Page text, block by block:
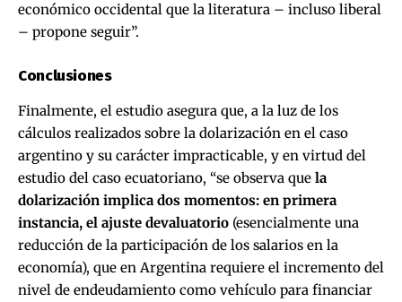
económico occidental que la literatura – incluso liberal
– propone seguir”.
Conclusiones
Finalmente, el estudio asegura que, a la luz de los
cálculos realizados sobre la dolarización en el caso
argentino y su carácter impracticable, y en virtud del
estudio del caso ecuatoriano, “se observa que la
dolarización implica dos momentos: en primera
instancia, el ajuste devaluatorio (esencialmente una
reducción de la participación de los salarios en la
economía), que en Argentina requiere el incremento del
nivel de endeudamiento como vehículo para financiar